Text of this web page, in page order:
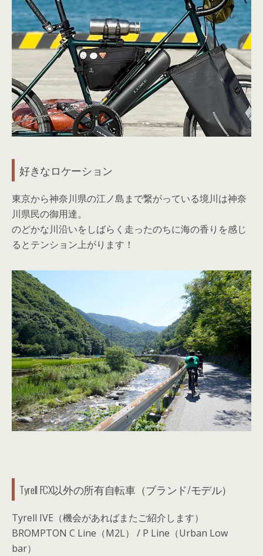
好きなロケーション
東京から神奈川県の江ノ島まで繋がっている境川は神奈
川県民の御用達。
のどかな川沿いをしばらく走ったのちに海の香りを感じ
るとテンション上がります！
Tyrell FCX以外の所有自転車（ブランド/モデル）
Tyrell IVE（機会があればまたご紹介します）
BROMPTON C Line（M2L） / P Line（Urban Low
bar）